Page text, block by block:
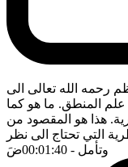
رحمه الله تعالى الى
المنطق. ما هو كما
هذا هو المقصود من
التي تحتاج الى نظر
وتأمل - 00:01:40 ضَ